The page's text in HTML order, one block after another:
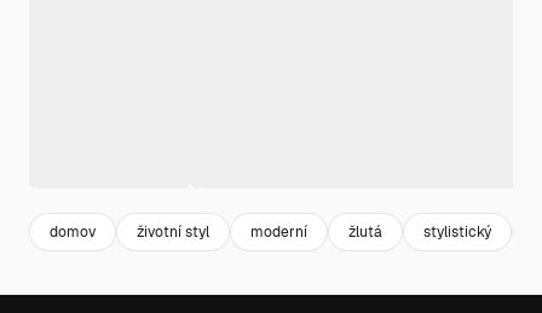
domov životní styl moderní žlutá stylistický